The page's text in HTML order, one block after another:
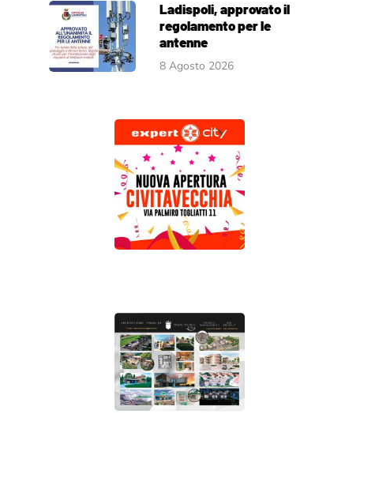
Ladispoli, approvato il
regolamento per le
antenne
8 Agosto 2026